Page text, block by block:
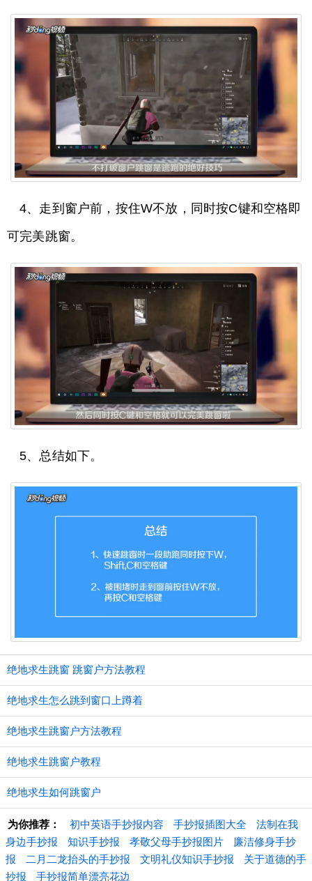
4、走到窗户前，按住W不放，同时按C键和空格即
可完美跳窗。
5、总结如下。
绝地求生跳窗 跳窗户方法教程
绝地求生怎么跳到窗口上蹲着
绝地求生跳窗户方法教程
绝地求生跳窗户教程
绝地求生如何跳窗户
为你推荐： 初中英语手抄报内容 手抄报插图大全
法制在我
身边手抄报
知识手抄报 孝敬父母手抄报图片
廉洁修身手抄
报
二月二龙抬头的手抄报 文明礼仪知识手抄报
关于道德的手
抄报
手抄报简单漂亮花边